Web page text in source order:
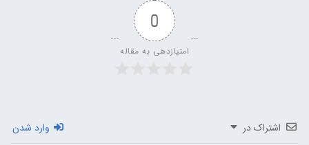
0
امتیازدهی به مقاله
اشتراک در وارد شدن